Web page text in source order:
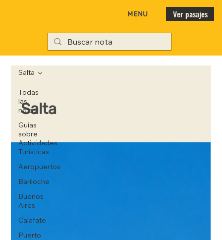
MENU Ver pasajes
Todas
las
notas
Guías
sobre
Actividades
Turísticas
Aeropuertos
Bariloche
Buenos
Aires
Calafate
Puerto
Salta
Salta